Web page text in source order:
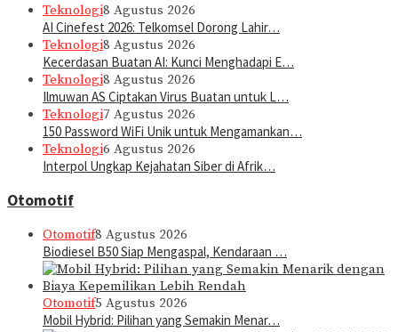
Teknologi8 Agustus 2026
AI Cinefest 2026: Telkomsel Dorong Lahir…
Teknologi8 Agustus 2026
Kecerdasan Buatan AI: Kunci Menghadapi E…
Teknologi8 Agustus 2026
Ilmuwan AS Ciptakan Virus Buatan untuk L…
Teknologi7 Agustus 2026
150 Password WiFi Unik untuk Mengamankan…
Teknologi6 Agustus 2026
Interpol Ungkap Kejahatan Siber di Afrik…
Otomotif
Otomotif8 Agustus 2026
Biodiesel B50 Siap Mengaspal, Kendaraan …
Otomotif5 Agustus 2026
Mobil Hybrid: Pilihan yang Semakin Menar…